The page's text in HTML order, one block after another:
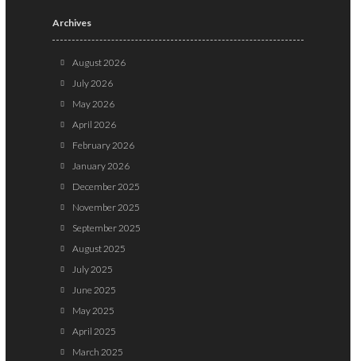
Archives
August 2026
July 2026
May 2026
April 2026
February 2026
January 2026
December 2025
November 2025
September 2025
August 2025
July 2025
June 2025
May 2025
April 2025
March 2025